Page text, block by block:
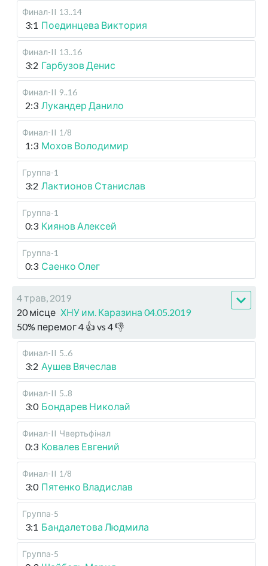
Финал-II 13..14
3:1 Поединцева Виктория
Финал-II 13..16
3:2 Гарбузов Денис
Финал-II 9..16
2:3 Лукандер Данило
Финал-II 1/8
1:3 Мохов Володимир
Группа-1
3:2 Лактионов Станислав
Группа-1
0:3 Киянов Алексей
Группа-1
0:3 Саенко Олег
4 трав, 2019
20 місце ХНУ им. Каразина 04.05.2019
50% перемог4 👍 vs 4👎
Финал-II 5..6
3:2 Аушев Вячеслав
Финал-II 5..8
3:0 Бондарев Николай
Финал-II Чвертьфінал
0:3 Ковалев Евгений
Финал-II 1/8
3:0 Пятенко Владислав
Группа-5
3:1 Бандалетова Людмила
Группа-5